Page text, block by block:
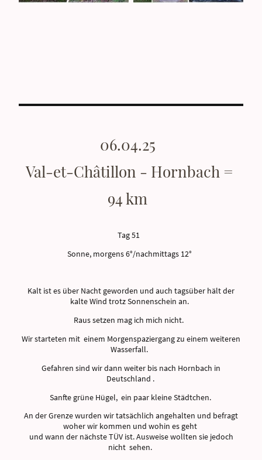
06.04.25
Val-et-Châtillon - Hornbach =
94 km
Tag 51
Sonne, morgens 6°/nachmittags 12°
Kalt ist es über Nacht geworden und auch tagsüber hält der
kalte Wind trotz Sonnenschein an.
Raus setzen mag ich mich nicht.
Wir starteten mit einem Morgenspaziergang zu einem weiteren
Wasserfall.
Gefahren sind wir dann weiter bis nach Hornbach in
Deutschland .
Sanfte grüne Hügel, ein paar kleine Städtchen.
An der Grenze wurden wir tatsächlich angehalten und befragt
woher wir kommen und wohin es geht
und wann der nächste TÜV ist. Ausweise wollten sie jedoch
nicht sehen.